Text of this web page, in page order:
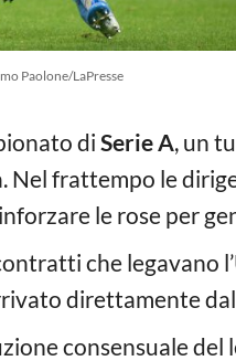
Paolone/LaPresse
di Serie A, un
Nel frattempo le
le rose per
che legavano
direttamente
consensuale